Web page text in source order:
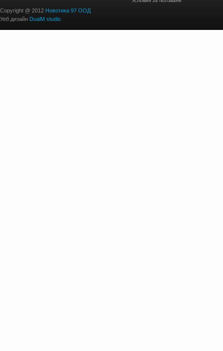
Copyright @ 2012 Новотика 97 ООД
Уеб дизайн DualM studio